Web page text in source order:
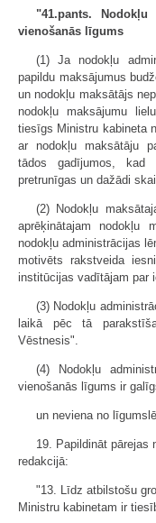
"41.pants.
vienošanās līgums
(1) Ja nodokļu
papildu maksājumus
un nodokļu maksātājs
nodokļu maksājumu
tiesīgs Ministru kabineta
ar nodokļu maksātāju
tādos gadījumos, kad
pretrunīgas un dažādi
(2) Nodokļu
aprēķinātajam nodokļu
nodokļu administrācijas
motivēts rakstveida
institūcijas vadītājam par
(3) Nodokļu
laikā pēc tā
Vēstnesis".
(4) Nodokļu
vienošanās līgums ir
un neviena no
19. Papildināt pārejas
redakcijā:
"13. Līdz atbilstošu
Ministru kabinetam ir